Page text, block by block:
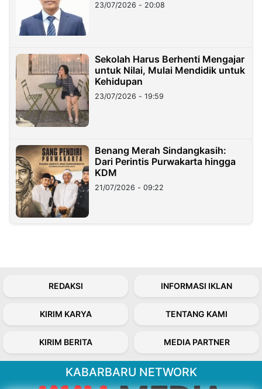
23/07/2026 - 20:08
Sekolah Harus Berhenti Mengajar
untuk Nilai, Mulai Mendidik untuk
Kehidupan
23/07/2026 - 19:59
Benang Merah Sindangkasih:
Dari Perintis Purwakarta hingga
KDM
21/07/2026 - 09:22
REDAKSI INFORMASI IKLAN
KIRIM KARYA TENTANG KAMI
KIRIM BERITA MEDIA PARTNER
KABARBARU NETWORK